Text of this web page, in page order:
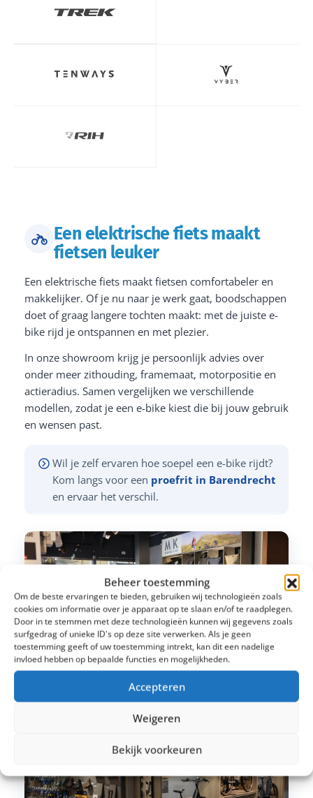
Beheer toestemming
Om de beste ervaringen te bieden, gebruiken wij technologieën zoals
cookies om informatie over je apparaat op te slaan en/of te raadplegen.
Door in te stemmen met deze technologieën kunnen wij gegevens zoals
surfgedrag of unieke ID's op deze site verwerken. Als je geen
toestemming geeft of uw toestemming intrekt, kan dit een nadelige
invloed hebben op bepaalde functies en mogelijkheden.
Accepteren
Weigeren
Bekijk voorkeuren
Een elektrische fiets maakt
fietsen leuker
Een elektrische fiets maakt fietsen comfortabeler en
makkelijker. Of je nu naar je werk gaat, boodschappen
doet of graag langere tochten maakt: met de juiste e-
bike rijd je ontspannen en met plezier.
In onze showroom krijg je persoonlijk advies over
onder meer zithouding, framemaat, motorpositie en
actieradius. Samen vergelijken we verschillende
modellen, zodat je een e-bike kiest die bij jouw gebruik
en wensen past.
Wil je zelf ervaren hoe soepel een e-bike rijdt?
Kom langs voor een proefrit in Barendrecht
en ervaar het verschil.